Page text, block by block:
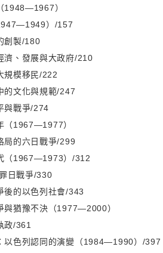
1948—1967）
）/157
創製/180
濟、發展與大政府/210
規模移民/222
的文化與規範/247
與戰爭/274
（1967—1977）
局的六日戰爭/299
（1967—1973）/312
日戰爭/330
後的以色列社會/343
與猶豫不決（1977—2000）
政/361
以色列認同的演變（1984—1990）/397